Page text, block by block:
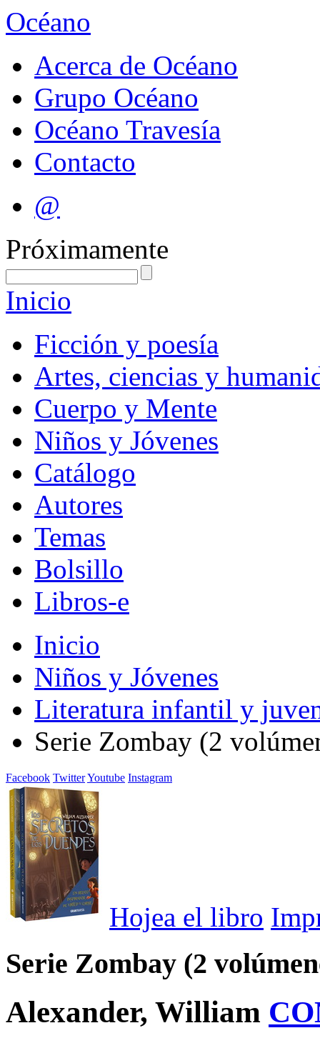
Océano
Acerca de Océano
Grupo Océano
Océano Travesía
Contacto
@
Próximamente
Inicio
Ficción y poesía
Artes, ciencias y
Cuerpo y Mente
Niños y Jóvenes
Catálogo
Autores
Temas
Bolsillo
Libros-e
Inicio
Niños y Jóvenes
Literatura infantil y
Serie Zombay (2
Facebook TwitterYoutube Instagram
Hojea el libro
Serie Zombay (2
Alexander, William